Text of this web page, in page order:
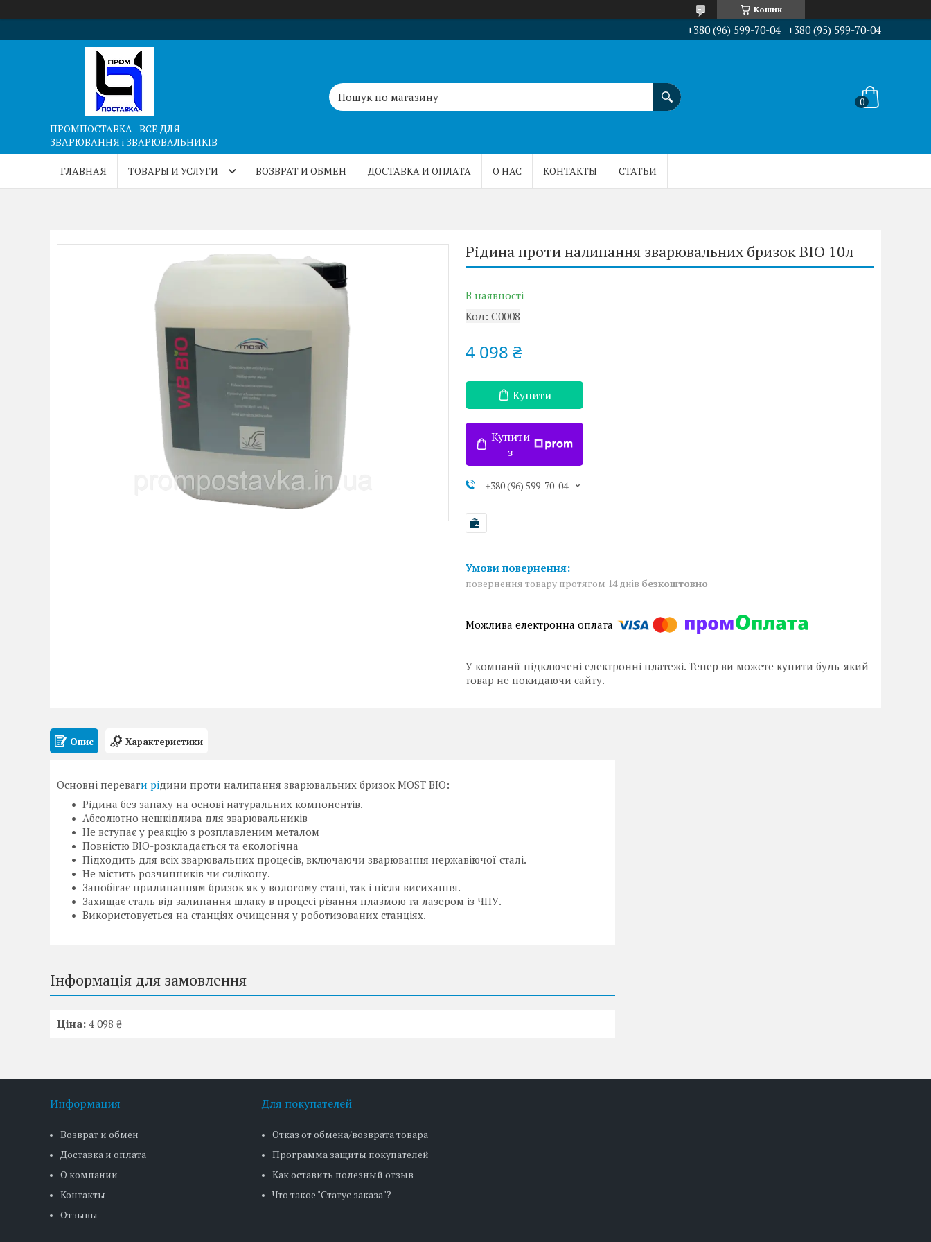
Кошик
+380 (96) 599-70-04 +380 (95) 599-70-04
ПРОМПОСТАВКА - ВСЕ ДЛЯ
ЗВАРЮВАННЯ і ЗВАРЮВАЛЬНИКІВ
ГЛАВНАЯ ТОВАРЫ И УСЛУГИ ВОЗВРАТ И ОБМЕН ДОСТАВКА И ОПЛАТА О НАС КОНТАКТЫ СТАТЬИ
Рідина проти налипання зварювальних бризок BIO 10л
В наявності
Код: C0008
4 098 ₴
Купити
Купити
з
+380 (96) 599-70-04
повернення товару протягом 14 днів безкоштовно
У компанії підключені електронні платежі. Тепер ви можете купити будь-який
товар не покидаючи сайту.
Опис Характеристики
Основні переваги рідини проти налипання зварювальних бризок MOST BIO:
Рідина без запаху на основі натуральних компонентів.
Абсолютно нешкідлива для зварювальників
Не вступає у реакцію з розплавленим металом
Повністю BIO-розкладається та екологічна
Підходить для всіх зварювальних процесів, включаючи зварювання нержавіючої сталі.
Не містить розчинників чи силікону.
Запобігає прилипанням бризок як у вологому стані, так і після висихання.
Захищає сталь від залипання шлаку в процесі різання плазмою та лазером із ЧПУ.
Використовується на станціях очищення у роботизованих станціях.
Інформація для замовлення
Ціна: 4 098 ₴
Информация
Возврат и обмен
Доставка и оплата
О компании
Контакты
Отзывы
Для покупателей
Отказ от обмена/возврата товара
Программа защиты покупателей
Как оставить полезный отзыв
Что такое "Статус заказа"?